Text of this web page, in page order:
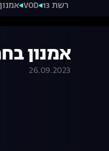
רשת 13 VOD
אמנון בחמש 26.09.23 -
26.09.2023